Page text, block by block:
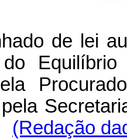
de lei
(Redação